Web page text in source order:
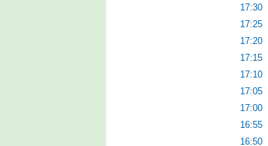
17:30
17:25
17:20
17:15
17:10
17:05
17:00
16:55
16:50